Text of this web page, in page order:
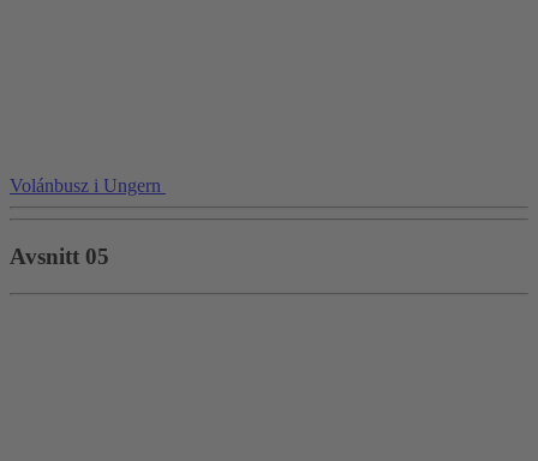
Volánbusz i Ungern
Avsnitt 05